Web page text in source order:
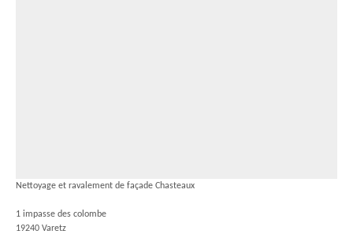
Nettoyage et ravalement de façade Chasteaux
1 impasse des colombe
19240 Varetz